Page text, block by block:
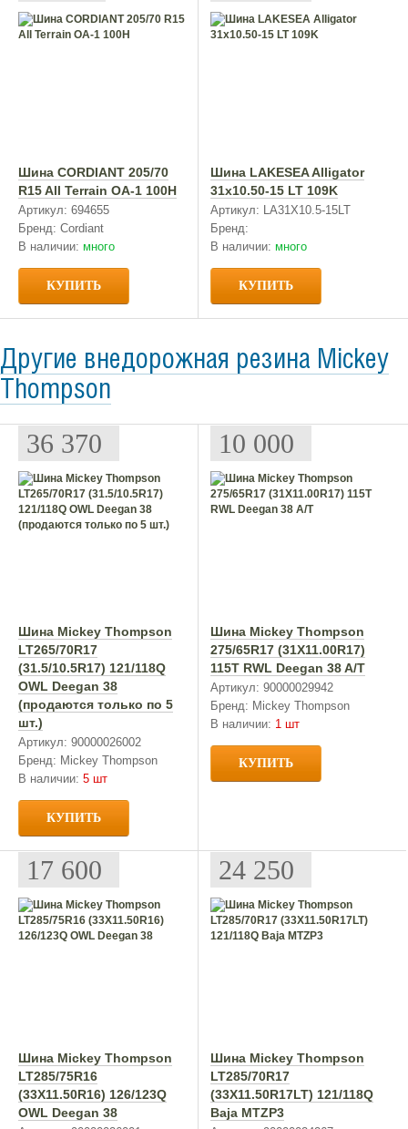
Шина CORDIANT 205/70
R15 All Terrain OA-1 100H
Артикул: 694655
Бренд: Cordiant
В наличии: много
КУПИТЬ
Шина LAKESEA Alligator
31x10.50-15 LT 109K
Артикул: LA31X10.5-15LT
Бренд:
В наличии: много
КУПИТЬ
Другие внедорожная резина Mickey
Thompson
36 370
Шина Mickey Thompson
LT265/70R17
(31.5/10.5R17) 121/118Q
OWL Deegan 38
(продаются только по 5
шт.)
Артикул: 90000026002
Бренд: Mickey Thompson
В наличии: 5 шт
КУПИТЬ
10 000
Шина Mickey Thompson
275/65R17 (31X11.00R17)
115T RWL Deegan 38 A/T
Артикул: 90000029942
Бренд: Mickey Thompson
В наличии: 1 шт
КУПИТЬ
17 600
Шина Mickey Thompson
LT285/75R16
(33X11.50R16) 126/123Q
OWL Deegan 38
24 250
Шина Mickey Thompson
LT285/70R17
(33X11.50R17LT) 121/118Q
Baja MTZP3